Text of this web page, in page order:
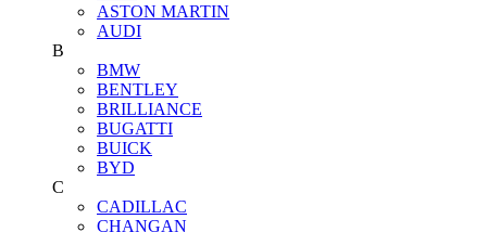
ASTON MARTIN
AUDI
B
BMW
BENTLEY
BRILLIANCE
BUGATTI
BUICK
BYD
C
CADILLAC
CHANGAN